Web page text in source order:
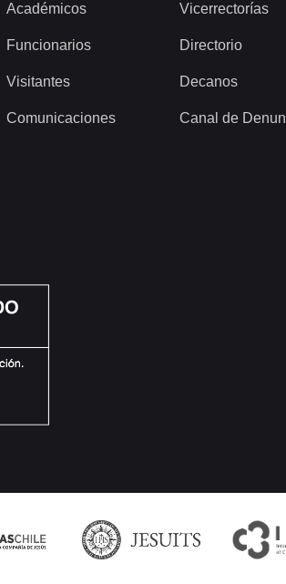
Académicos
Funcionarios
Visitantes
Comunicaciones
Vicerrectorías
Directorio
Decanos
Canal de